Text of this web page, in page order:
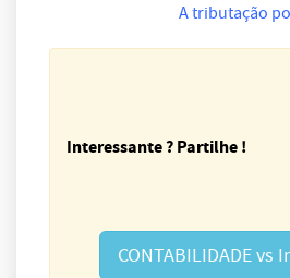
A tributação
Interessante ? Partilhe !
CONTABILIDADE vs